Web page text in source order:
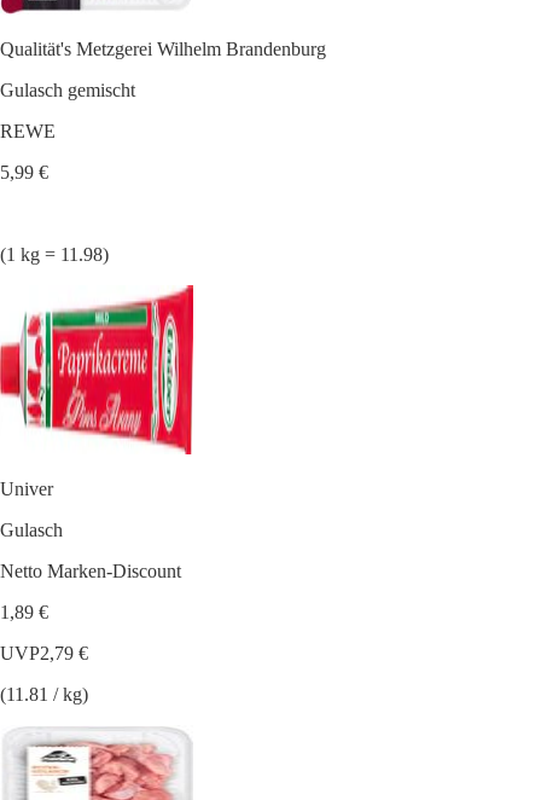
Qualität's Metzgerei Wilhelm Brandenburg
Gulasch gemischt
REWE
5,99 €
(1 kg = 11.98)
Univer
Gulasch
Netto Marken-Discount
1,89 €
UVP2,79 €
(11.81 / kg)